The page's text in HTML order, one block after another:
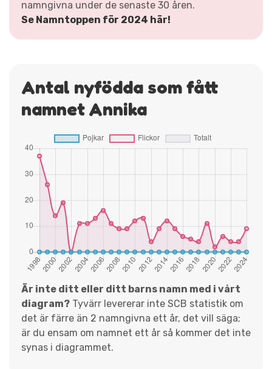
namngivna under de senaste 30 åren.
Se Namntoppen för 2024 här!
Antal nyfödda som fått
namnet Annika
Är inte ditt eller ditt barns namn med i vårt
diagram? Tyvärr levererar inte SCB statistik om
det är färre än 2 namngivna ett år, det vill säga;
är du ensam om namnet ett år så kommer det inte
synas i diagrammet.